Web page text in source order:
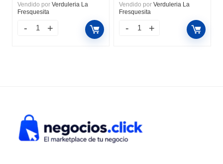
Vendido por Verduleria La
Fresquesita
Vendido por Verduleria La
Fresquesita